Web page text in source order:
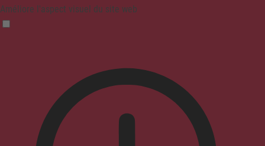
Améliore l'aspect visuel du site web